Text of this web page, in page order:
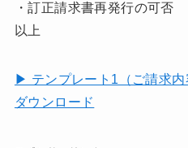
・訂正請求書再発行の可否
以上
▶ テンプレート1（ご請求
ダウンロード